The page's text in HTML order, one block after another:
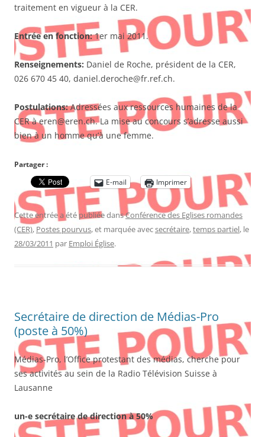
traitement en vigueur à la CER.
Entrée en fonction:1er mai 2011.
Renseignements: Daniel de Roche, président de la CER,
026 670 45 40, daniel.deroche@fr.ref.ch.
Postulations:Adressées aux ressources humaines de la
CER à eren@eren.ch. La mise au concours s’adresse aussi
bien à un homme qu’à une femme.
Partager :
E-mail
Imprimer
Cette entrée a été publiée dansConférence des Eglises romandes
(CER), Postes pourvus, et marquée avecsecrétaire,temps partiel, le
28/03/2011 par Emploi Église.
Secrétaire de direction de Médias-Pro
(poste à 50%)
Médias-Pro, l’Office protestant des médias, cherche pour
ses activités au sein de la Radio Télévision Suisse à
Lausanne
un-e secrétaire de direction à 50%